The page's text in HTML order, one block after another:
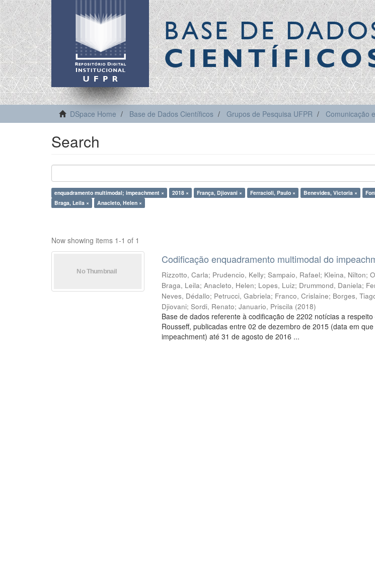
BASE DE
DSpace Home Base de Dados Científicos Grupos de Pesquisa UFPR Comunicação
Search
enquadramento multimodal; impeachment × 2018 × França, Djiovani × Ferracioli, Paulo × Benevides, Victoria ×
Braga, Leila ×
Anacleto, Helen ×
Now showing items 1-1 of 1
Codificação enquadramento multimodal do
Rizzotto, Carla; Prudencio, Kelly;Sampaio, Rafael; Kleina, Nilton;
Braga, Leila;Anacleto, Helen; Lopes, Luiz; Drummond, Daniela;
Neves, Dédallo; Petrucci, Gabriela; Franco, Crislaine; Borges,
Djiovani;Sordi, Renato;Januario, Priscila (2018)
Base de dados referente à codificação de 2202 notícias a
Rousseff, publicadas entre 02 de dezembro de 2015 (data em
impeachment) até 31 de agosto de 2016 ...